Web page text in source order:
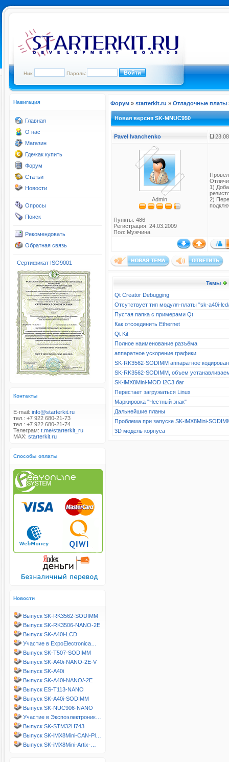
Ник: Пароль:
Навигация
Главная
О нас
Магазин
Где/как купить
Форум
Статьи
Новости
Опросы
Поиск
Рекомендовать
Обратная связь
Сертификат ISO9001
Контакты
E-mail: info@starterkit.ru
тел.: +7 922 680-21-73
тел.: +7 922 680-21-74
Телеграм: t.me/starterkit_ru
MAX: starterkit.ru
Способы оплаты
Новости
Выпуск SK-RK3562-SODIMM
Выпуск SK-RK3506-NANO-2E
Выпуск SK-A40i-LCD
Участие в ExpoElectronica…
Выпуск SK-T507-SODIMM
Выпуск SK-A40i-NANO-2E-V
Выпуск SK-A40i
Выпуск SK-A40i-NANO/-2E
Выпуск ES-T113-NANO
Выпуск SK-A40i-SODIMM
Выпуск SK-NUC906-NANO
Участие в Экспоэлектроник…
Выпуск SK-STM32H743
Выпуск SK-iMX8Mini-CAN-Pl…
Выпуск SK-iMX8Mini-Artix-…
Форум » starterkit.ru » Отладочные платы
Новая версия SK-MNUC950
Pavel Ivanchenko
Admin
Пункты: 486
Регистрация: 24.03.2009
Пол: Мужчина
1)
2)
Темы
Qt Creator Debugging
Отсутствует тип модуля-платы "sk-a40i-
Пустая папка с примерами Qt
Как отсоединить Ethernet
Qt Kit
Полное наименование разъёма
аппаратное ускорение графики
SK-RK3562-SODIMM аппаратное
SK-RK3562-SODIMM, объем
SK-iMX8Mini-MOD I2C3 баг
Перестает загружаться Linux
Маркировка "Честный знак"
Дальнейшие планы
Проблема при запуске SK-iMX8Mini-
3D модель корпуса